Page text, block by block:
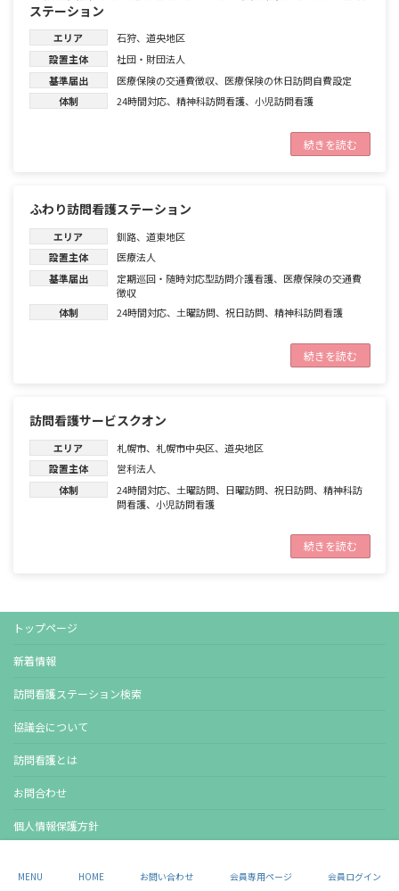
ステーション
エリア 石狩、 道央地区
設置主体
社団・財団法人
基準届出
医療保険の交通費徴収、 医療保険の休日訪問自費設定
体制
24時間対応、 精神科訪問看護、 小児訪問看護
続きを読む
ふわり訪問看護ステーション
エリア 釧路、 道東地区
設置主体
医療法人
基準届出
定期巡回・随時対応型訪問介護看護、 医療保険の交通費
徴収
体制
24時間対応、 土曜訪問、 祝日訪問、 精神科訪問看護
続きを読む
訪問看護サービスクオン
エリア 札幌市、 札幌市中央区、 道央地区
設置主体
営利法人
体制
24時間対応、 土曜訪問、 日曜訪問、 祝日訪問、 精神科訪
問看護、 小児訪問看護
続きを読む
トップページ
新着情報
訪問看護ステーション検索
協議会について
訪問看護とは
お問合わせ
個人情報保護方針
Copyright © 北海道訪問看護ステーション連絡協議会 All Rights Reserved.
MENU HOME お問い合わせ 会員専用ページ 会員ログイン